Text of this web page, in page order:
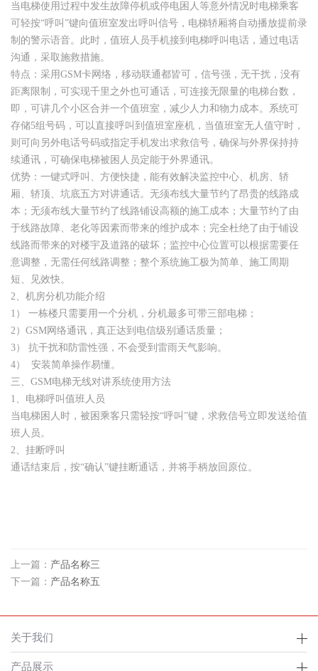
当电梯使用过程中发生故障停机或停电困人等意外情况时电梯乘客
可轻按“呼叫”键向值班室发出呼叫信号，电梯轿厢将自动播放提前录
制的警示语音。此时，值班人员手机接到电梯呼叫电话，通过电话
沟通，采取施救措施。
特点：采用GSM卡网络，移动联通都皆可，信号强，无干扰，没有
距离限制，可实现千里之外也可通话，可连接无限量的电梯台数，
即，可讲几个小区合并一个值班室，减少人力和物力成本。系统可
存储5组号码，可以直接呼叫到值班室座机，当值班室无人值守时，
则可向另外电话号码或指定手机发出求救信号，确保与外界保持持
续通讯，可确保电梯被困人员定能于外界通讯。
优势：一键式呼叫、方便快捷，能有效解决监控中心、机房、轿
厢、轿顶、坑底五方对讲通话。无须布线大量节约了昂贵的线路成
本；无须布线大量节约了线路铺设高额的施工成本；大量节约了由
于线路故障、老化等因素而带来的维护成本；完全杜绝了由于铺设
线路而带来的对楼宇及道路的破坏；监控中心位置可以根据需要任
意调整，无需任何线路调整；整个系统施工极为简单、施工周期
短、见效快。
2、机房分机功能介绍
1） 一栋楼只需要用一个分机，分机最多可带三部电梯；
2）GSM网络通讯，真正达到电信级别通话质量；
3） 抗干扰和防雷性强，不会受到雷雨天气影响。
4） 安装简单操作易懂。
三、GSM电梯无线对讲系统使用方法
1、电梯呼叫值班人员
当电梯困人时，被困乘客只需轻按“呼叫”键，求救信号立即发送给值
班人员。
2、挂断呼叫
通话结束后，按“确认”键挂断通话，并将手柄放回原位。
上一篇： 产品名称三
下一篇： 产品名称五
关于我们
产品展示